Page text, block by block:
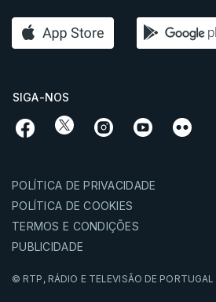
SIGA-NOS
POLÍTICA DE PRIVACIDADE
POLÍTICA DE COOKIES
TERMOS E CONDIÇÕES
PUBLICIDADE
© RTP, RÁDIO E TELEVISÃO DE PORTUGAL